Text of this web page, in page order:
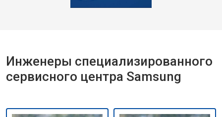
Инженеры специализированного
сервисного центра Samsung